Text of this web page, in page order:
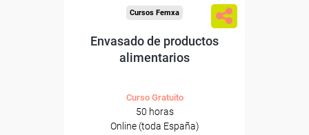
Cursos Femxa
Envasado de productos
alimentarios
Curso Gratuito
50 horas
Online (toda España)